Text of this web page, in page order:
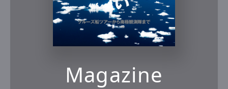
Magazine